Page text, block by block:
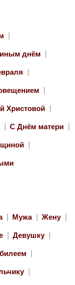
днём
Христовой
С Днём матери
Мужа Жену
Девушку